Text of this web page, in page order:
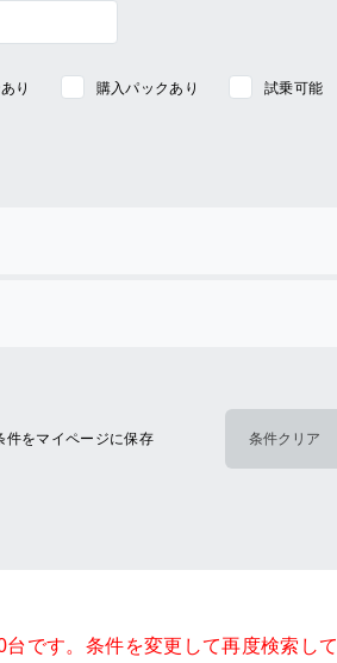
り 購入パックあり
試乗可能
件をマイページに保存
です。条件を変更して再度検索して